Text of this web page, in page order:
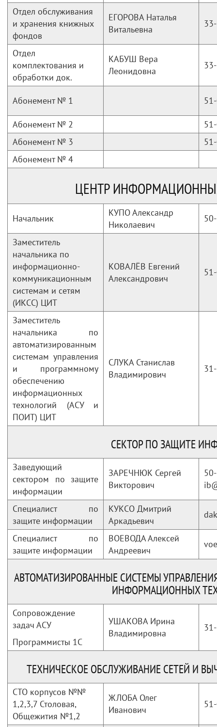
Отдел обслуживания
и хранения книжных
фондов
ЕГОРОВА Наталья
Витальевна
Отдел
комплектования и
обработки док.
КАБУШ Вера
Леонидовна
Абонемент № 1
Абонемент № 2
Абонемент № 3
Абонемент № 4
ЦЕНТР
Начальник
КУПО Александр
Николаевич
Заместитель
начальника по
информационно-
коммуникационным
системам и сетям
(ИКСС) ЦИТ
КОВАЛЁВ Евгений
Александрович
Заместитель
начальника по
автоматизированным
системам управления
и программному
обеспечению
информационных
технологий (АСУ и
ПОИТ) ЦИТ
СЛУКА Станислав
Владимирович
СЕКТОР ПО ЗАЩИТЕ
Заведующий
сектором по защите
информации
ЗАРЕЧНЮК Сергей
Викторович
Специалист по
защите информации
КУКСО Дмитрий
Аркадьевич
Специалист по
защите информации
ВОЕВОДА Алексей
Андреевич
АВТОМАТИЗИРОВАННЫЕ СИСТЕМЫ
ИНФОРМАЦИОННЫХ
Сопровождение
задач АСУ
Программисты 1С
УШАКОВА Ирина
Владимировна
ТЕХНИЧЕСКОЕ ОБСЛУЖИВАНИЕ СЕТЕЙ И
СТО корпусов №№
1,2,3,7 Столовая,
Общежития №1,2
ЖЛОБА Олег
Иванович